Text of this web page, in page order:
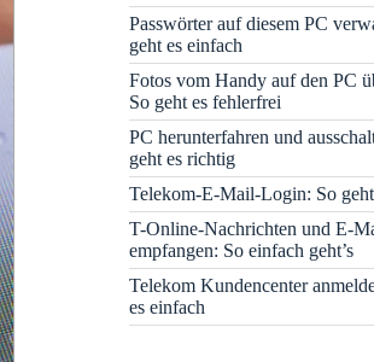
Passwörter auf diesem PC
geht es einfach
Fotos vom Handy auf den PC
So geht es fehlerfrei
PC herunterfahren und
geht es richtig
Telekom-E-Mail-Login: So
T-Online-Nachrichten und E-
empfangen: So einfach geht’s
Telekom Kundencenter
es einfach